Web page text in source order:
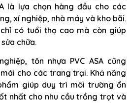
là lựa chọn hàng đầu cho các
xí nghiệp, nhà máy và kho bãi.
có tuổi thọ cao mà còn giúp
chữa.
tôn nhựa PVC ASA cũng
cho các trang trại. Khả năng
giúp duy trì môi trường ổn
nhất cho nhu cầu trồng trọt và